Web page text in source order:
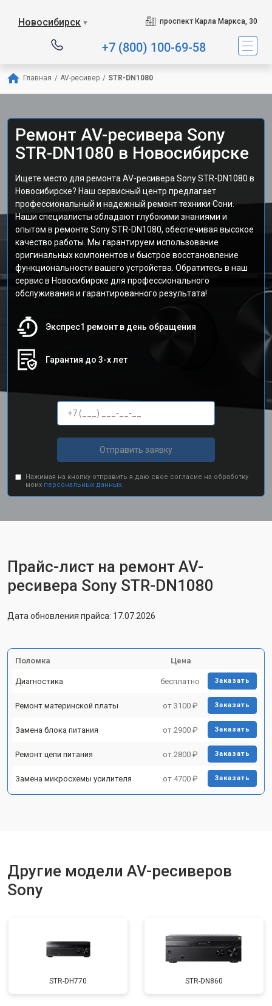
Новосибирск ▼ проспект Карла Маркса, 30
+7 (800) 100-69-58
Главная / AV-ресивер / STR-DN1080
Ремонт AV-ресивера Sony
STR-DN1080 в Новосибирске
Ищете место для ремонта AV-ресивера Sony STR-DN1080 в
Новосибирске? Наш сервисный центр предлагает
профессиональный и надежный ремонт техники Сони.
Наши специалисты обладают глубокими знаниями и
опытом в ремонте Sony STR-DN1080, обеспечивая высокое
качество работы. Мы гарантируем использование
оригинальных компонентов и быстрое восстановление
функциональности вашего устройства. Обратитесь в наш
сервис в Новосибирске для профессионального
обслуживания и гарантированного результата!
Экспрес1 ремонт в день обращения
Гарантия до 3-х лет
Отправить заявку
Нажимая на кнопку отправить я даю свое согласие на обработку
моих персональных данных.
Прайс-лист на ремонт AV-
ресивера Sony STR-DN1080
Дата обновления прайса: 17.07.2026
Поломка Цена
Диагностика бесплатно Заказать
Ремонт материнской платы от 3100 ₽ Заказать
Замена блока питания от 2900 ₽ Заказать
Ремонт цепи питания от 2800 ₽ Заказать
Замена микросхемы усилителя от 4700 ₽ Заказать
Другие модели AV-ресиверов
Sony
STR-DH770 STR-DN860